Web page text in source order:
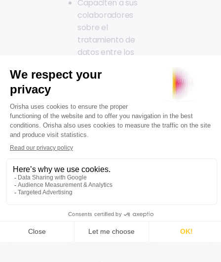
Capaciten a sus
colaboradores
sobre el
tratamiento de
datos entre los
departamentos, así
sus clientes y a la
empresa.
La implementación del
RGPD es una
para reforzar la
sensibilización en sus
tiendas sobre las
normativas a seguir y
política informática.